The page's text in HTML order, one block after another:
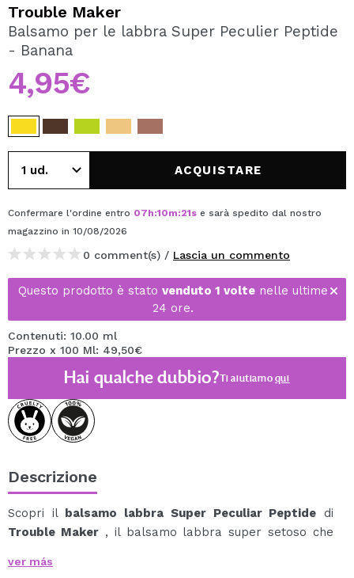
Creando un account su Maquibeauty.it potrai fare i tuoi
acquisti velocemente, controllare lo stato dei tuoi ordini e
CREARE UN ACCOUNT
Trouble Maker
Balsamo per le labbra Super Peculier Peptide
- Banana
4,95€
ACQUISTARE
Confermare l'ordine entro 07h:10m:21s e sarà spedito dal nostro
magazzino in 10/08/2026
0 comment(s) / Lascia un commento
Questo prodotto è stato venduto 1 volte nelle ultime
24 ore.
Contenuti: 10.00 ml
Prezzo x 100 Ml: 49,50€
Hai qualche dubbio?Ti aiutiamoqui
Descrizione
Scopri il balsamo labbra Super Peculiar Peptide di
Trouble Maker, il balsamo labbra super setoso che
appiccicosità.
ver más